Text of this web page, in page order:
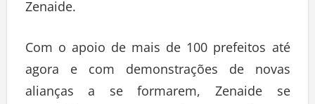
Zenaide.
Com o apoio de mais de 100 prefeitos até
agora e com demonstrações de novas
alianças a se formarem, Zenaide se